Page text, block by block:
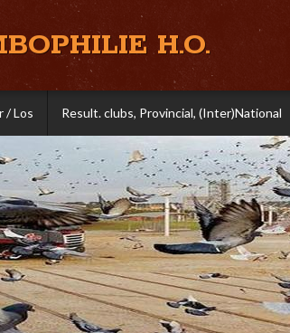
H.O.
/ Los Result. clubs, Provincial, (Inter)National